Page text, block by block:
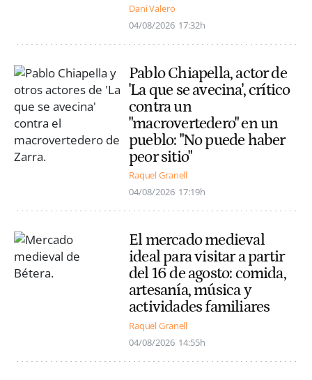
Dani Valero
04/08/2026 17:32h
Pablo Chiapella, actor de
'La que se avecina', crítico
contra un
"macrovertedero" en un
pueblo: "No puede haber
peor sitio"
Raquel Granell
04/08/2026 17:19h
El mercado medieval
ideal para visitar a partir
del 16 de agosto: comida,
artesanía, música y
actividades familiares
Raquel Granell
04/08/2026 14:55h